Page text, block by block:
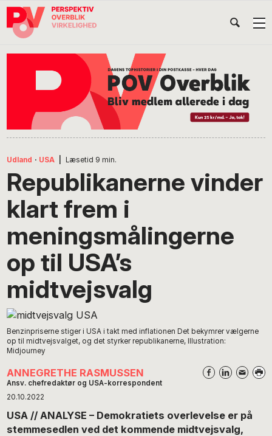
Gå
direkte
Skip
indhold
Gå
direkte
Udland · USA Læsetid 9 min.
Republikanerne vinder
klart frem i
meningsmålingerne
op til USA’s
midtvejsvalg
Benzinpriserne stiger i USA i takt med inflationen Det bekymrer vælgerne
op til midtvejsvalget, og det styrker republikanerne, Illustration:
Midjourney
ANNEGRETHE RASMUSSEN
Ansv. chefredaktør og USA-korrespondent
20.10.2022
USA // ANALYSE – Demokratiets overlevelse er på
stemmesedlen ved det kommende midtvejsvalg,